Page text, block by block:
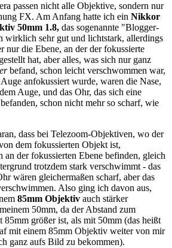
passen nicht alle Objektive, sondern nur
FX. Am Anfang hatte ich ein Nikkor
50mm 1.8, das sogenannte "Blogger-
wirklich sehr gut und lichtstark, allerdings
nur die Ebene, an der der fokussierte
hat, aber alles, was sich nur ganz
befand, schon leicht verschwommen war,
anfokussiert wurde, waren die Nase,
Auge, und das Ohr, das sich eine
schon nicht mehr so scharf, wie
dass bei Telezoom-Objektiven, wo der
dem fokussierten Objekt ist,
an der fokussierten Ebene befinden, gleich
trotzdem stark verschwimmt - das
wären gleichermaßen scharf, aber das
Also ging ich davon aus,
85mm Objektiv auch stärker
50mm, da der Abstand zum
größer ist, als mit 50mm (das heißt
mit einem 85mm Objektiv weiter von mir
ganz aufs Bild zu bekommen).